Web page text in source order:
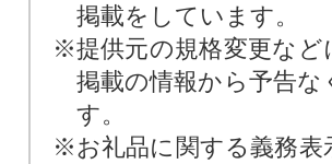
掲載をしています。
※提供元の規格変更など
掲載の情報から予告
す。
※お礼品に関する義務表